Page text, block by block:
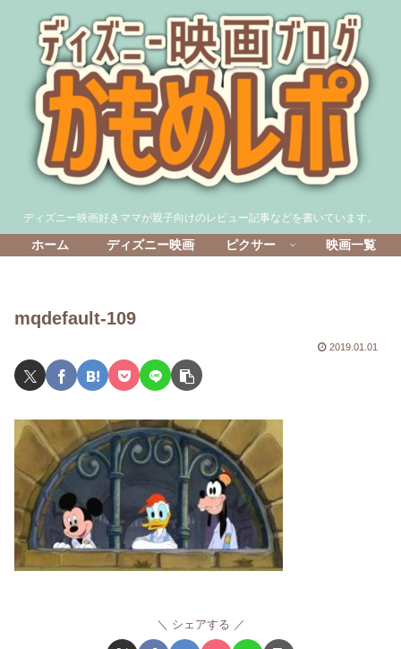
ディズニー映画好きママが親子向けのレビュー記事などを書いています。
ホーム ディズニー映画 ピクサー 映画一覧
mqdefault-109
2019.01.01
シェアする